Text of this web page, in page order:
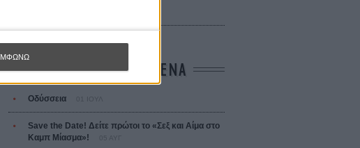
ΤΑ ΠΙΟ ΔΙΑΒΑΣΜΕΝΑ
Οδύσσεια
Save the Date! Δείτε πρώτοι το «Σεξ και Αίμα στο
Καμπ Μίασμα»!